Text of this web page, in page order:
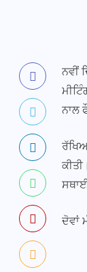
ਨਵੀਂ
ਨਾਲ
ਦੋਵਾਂ